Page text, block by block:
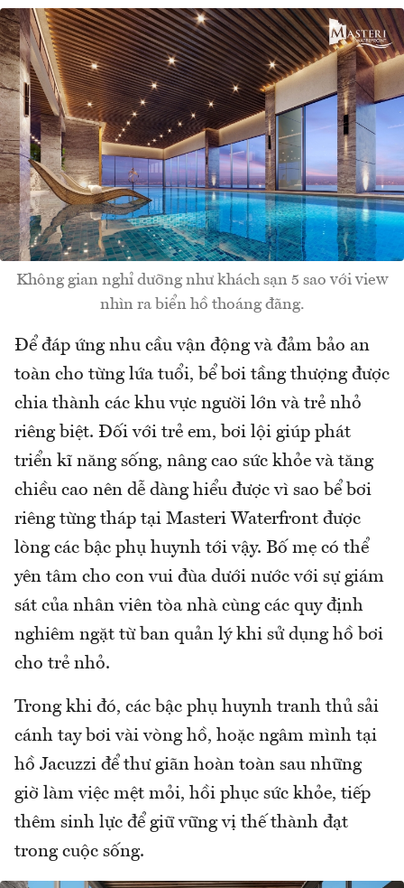
Không gian nghỉ dưỡng như khách sạn 5 sao với view
nhìn ra biển hồ thoáng đãng.
Để đáp ứng nhu cầu vận động và đảm bảo an
toàn cho từng lứa tuổi, bể bơi tầng thượng được
chia thành các khu vực người lớn và trẻ nhỏ
riêng biệt. Đối với trẻ em, bơi lội giúp phát
triển kĩ năng sống, nâng cao sức khỏe và tăng
chiều cao nên dễ dàng hiểu được vì sao bể bơi
riêng từng tháp tại Masteri Waterfront được
lòng các bậc phụ huynh tới vậy. Bố mẹ có thể
yên tâm cho con vui đùa dưới nước với sự giám
sát của nhân viên tòa nhà cùng các quy định
nghiêm ngặt từ ban quản lý khi sử dụng hồ bơi
cho trẻ nhỏ.
Trong khi đó, các bậc phụ huynh tranh thủ sải
cánh tay bơi vài vòng hồ, hoặc ngâm mình tại
hồ Jacuzzi để thư giãn hoàn toàn sau những
giờ làm việc mệt mỏi, hồi phục sức khỏe, tiếp
thêm sinh lực để giữ vững vị thế thành đạt
trong cuộc sống.